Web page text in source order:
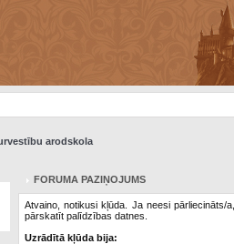
arodskola
FORUMA PAZIŅOJUMS
Atvaino, notikusi kļūda. Ja neesi pārliecināts/
pārskatīt palīdzības datnes.
Uzrādītā kļūda bija: